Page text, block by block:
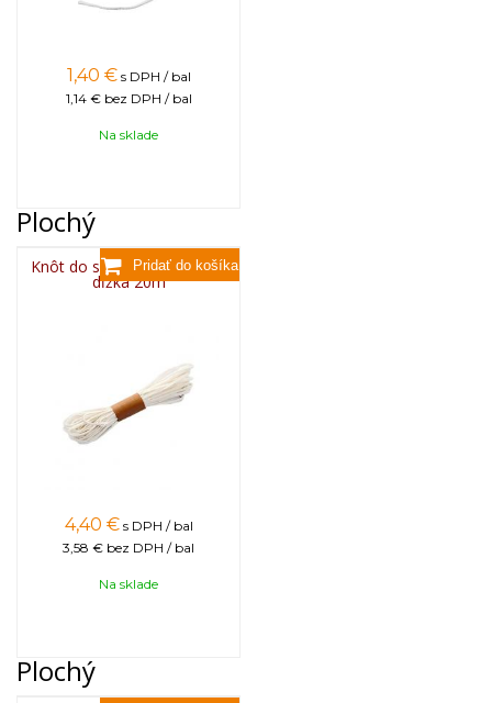
1,40 € s DPH / bal
1,14 € bez DPH / bal
Na sklade
Plochý
Knôt do sviečky plochý 3x8,
dĺžka 20m
4,40 € s DPH / bal
3,58 € bez DPH / bal
Na sklade
Plochý